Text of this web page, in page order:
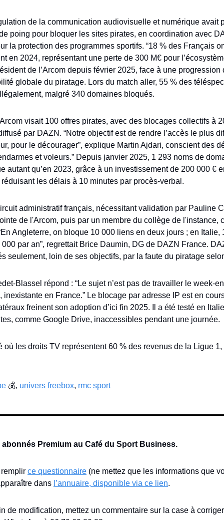
de la communication audiovisuelle et numérique avait
poing pour bloquer les sites pirates, en coordination avec
la protection des programmes sportifs. “18 % des Français
en 2024, représentant une perte de 300 M€ pour
de l’Arcom depuis février 2025, face à une progression
globale du piratage. Lors du match aller, 55 % des
malgré 340 domaines bloqués.
visait 100 offres pirates, avec des blocages collectifs à
par DAZN. “Notre objectif est de rendre l’accès le plus
pour le décourager”, explique Martin Ajdari, conscient des
et voleurs.” Depuis janvier 2025, 1 293 noms de
autant qu’en 2023, grâce à un investissement de 200 000 €
les délais à 10 minutes par procès-verbal.
administratif français, nécessitant validation par Pauline
de l'Arcom, puis par un membre du collège de l'instance,
Angleterre, on bloque 10 000 liens en deux jours ; en Italie,
000 par an”, regrettait Brice Daumin, DG de DAZN France.
Blassel répond : “Le sujet n’est pas de travailler le week-
inexistante en France.” Le blocage par adresse IP est en
freinent son adoption d’ici fin 2025. Il a été testé en
comme Google Drive, inaccessibles pendant une journée.
où les droits TV représentent 60 % des revenus de la Ligue 1,
💰, univers freebox, rmc sport
abonnés Premium au Café du Sport Business.
ce questionnaire (ne mettez que les informations que
dans l’annuaire, disponible via ce lien.
de modification, mettez un commentaire sur la case à